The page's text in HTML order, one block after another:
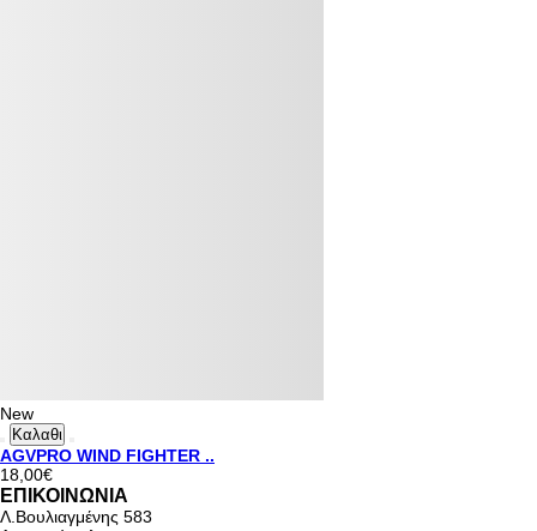
New
Καλαθι
AGVPRO WIND FIGHTER ..
18,00€
ΕΠΙΚΟΙΝΩΝΙΑ
Λ.Βουλιαγμένης 583